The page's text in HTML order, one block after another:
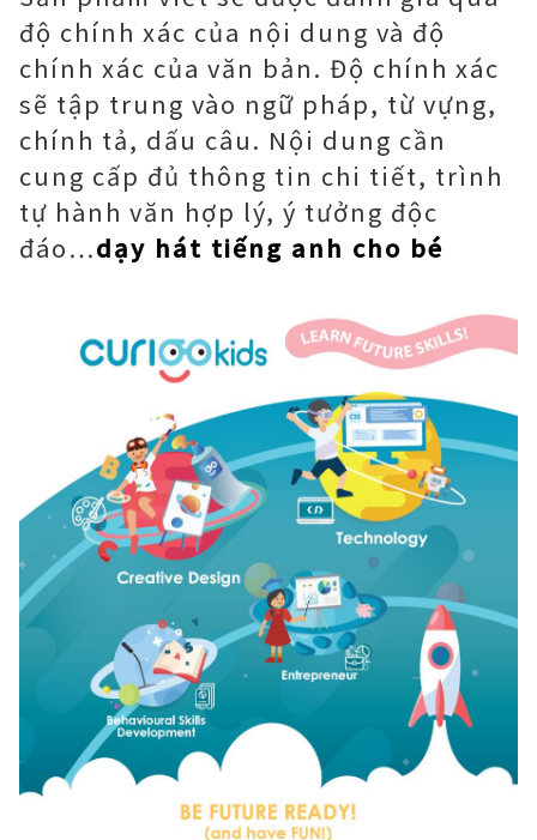
độ chính xác của nội dung và độ
chính xác của văn bản. Độ chính xác
sẽ tập trung vào ngữ pháp, từ vựng,
chính tả, dấu câu. Nội dung cần
cung cấp đủ thông tin chi tiết, trình
tự hành văn hợp lý, ý tưởng độc
đáo…dạy hát tiếng anh cho bé